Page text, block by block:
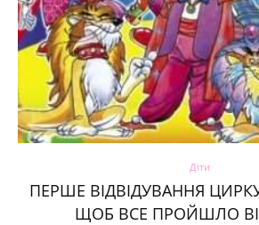
Діти
ПЕРШЕ ВІДВІДУВАННЯ
ЩОБ ВСЕ ПРОЙШЛО